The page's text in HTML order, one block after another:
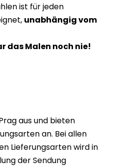
ist für jeden
unabhängig vom
das Malen noch nie!
aus und bieten
an. Bei allen
Lieferungsarten wird in
der Sendung